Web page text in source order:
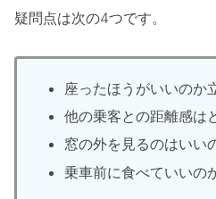
疑問点は次の4つです。
座ったほうがいいのか
他の乗客との距離感は
窓の外を見るのはいい
乗車前に食べていいの